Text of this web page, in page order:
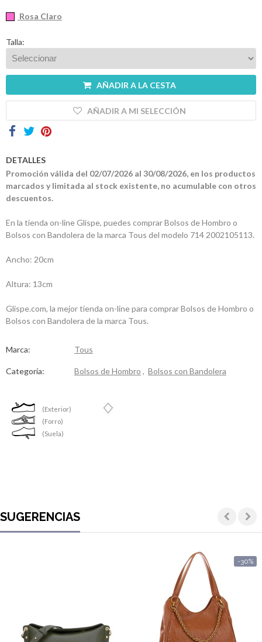
Rosa Claro
Talla:
AÑADIR A LA CESTA
AÑADIR A MI SELECCIÓN
DETALLES
Promoción válida del 02/07/2026 al 30/08/2026, en los productos
marcados y limitada al stock existente, no acumulable con otros
descuentos.
En la tienda on-line Glispe, puedes comprar Bolsos de Hombro o
Bolsos con Bandolera de la marca Tous del modelo 714 2002105113.
Ancho: 20cm
Altura: 13cm
Glispe.com, la mejor tienda on-line para comprar Bolsos de Hombro o
Bolsos con Bandolera de la marca Tous.
Marca: Tous
Categoría: Bolsos de Hombro , Bolsos con Bandolera
(Exterior)
(Forro)
(Suela)
SUGERENCIAS
-30%